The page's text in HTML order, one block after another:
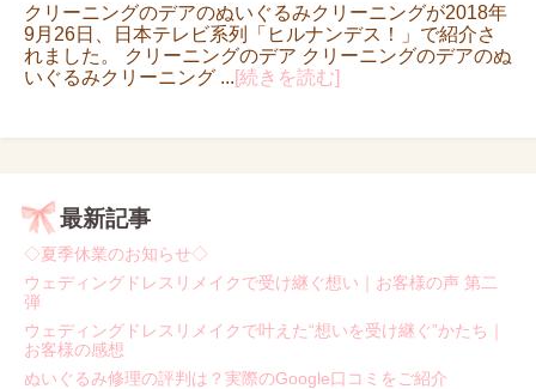
クリーニングのデアのぬいぐるみクリーニングが2018年
9月26日、日本テレビ系列「ヒルナンデス！」で紹介さ
れました。 クリーニングのデア クリーニングのデアのぬ
いぐるみクリーニング ...[続きを読む]
最新記事
◇夏季休業のお知らせ◇
ウェディングドレスリメイクで受け継ぐ想い｜お客様の声 第二
弾
ウェディングドレスリメイクで叶えた“想いを受け継ぐ”かたち｜
お客様の感想
ぬいぐるみ修理の評判は？実際のGoogle口コミをご紹介